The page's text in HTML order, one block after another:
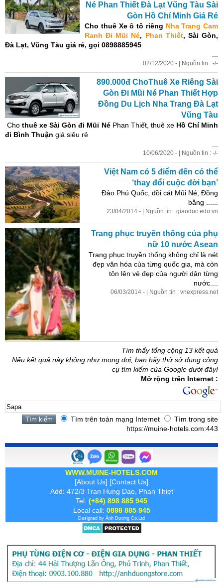
Né Phan Thiết Đà Lạt Vũng Tàu Sài
Gòn Hồ Chí Minh Giá Rẻ
Cho thuê Xe ô tô riêng Nha Trang Cam
Ranh Đi Mũi Né, Phan Thiết, Sài Gòn,
Đà Lạt, Vũng Tàu giá rẻ, gọi 0898885945
02/12/2020 - | Nguồn tin : -/-
890.000đ ChoThuê Xe Riêng Sài
Gòn Đi Mũi Né Phan Thiết Hợp
Đồng Du Lịch Nha Trang Đà Lạt
Vũng Tàu
Chothuê xe Sài Gòn đi Mũi NéPhan Thiết, thuê xe Hồ Chí Minh
đi Bình Thuận giá siêu rẻ
10/06/2020 - | Nguồn tin : -/-
Việt Nam có 5 điểm đến có thể
‘thay đổi cuộc đời bạn’
Đảo Phú Quốc, đồi cát Mũi Né, Đồng
bằng ......
23/04/2014 - | Nguồn tin : giaoduc.edu.vn
Trang phục truyền thống của phụ
nữ 10 nước Asean
Trang phục truyền thống không chỉ là nét
đẹp văn hóa của từng quốc gia, mà còn
tôn lên vẻ đẹp của người dân từng
nước....
06/03/2014 - | Nguồn tin : vnexpress.net
Tìm thấy tổng cộng 13 kết quả
Nếu kết quả này không như mong đợi, bạn hãy thử sử dụng công
cụ tìm kiếm của Google dưới đây!
Mở rộng trên Internet :
Tìm trên toàn mạng Internet
Tìm trong site
https://muine-hotels.com:443
WWW.MUINE-HOTELS.COM
[About Us] [Contact Us]
Add: 472/3 Tran Hung Dao, Phan Thiet
Tel: (+84) 898 885 945
Local call: 0898 885 945
Designed by Ánh Dương Co.Ltd